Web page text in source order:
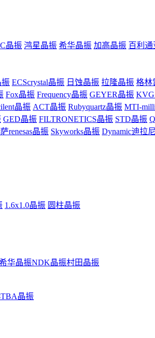
晶振 鸿星晶振 希华晶振 加高晶振 百利
振 ECScrystal晶振 日蚀晶振 拉隆晶振 格林
Fox晶振 Frequency晶振 GEYER晶振
晶振 ACT晶振 Rubyquartz晶振 MTI-
GED晶振 FILTRONETICS晶振 STD晶振
renesas晶振 Skyworks晶振 Dynamic迪拉尼
1.6x1.0晶振 圆柱晶振
华晶振NDK晶振村田晶振
晶振